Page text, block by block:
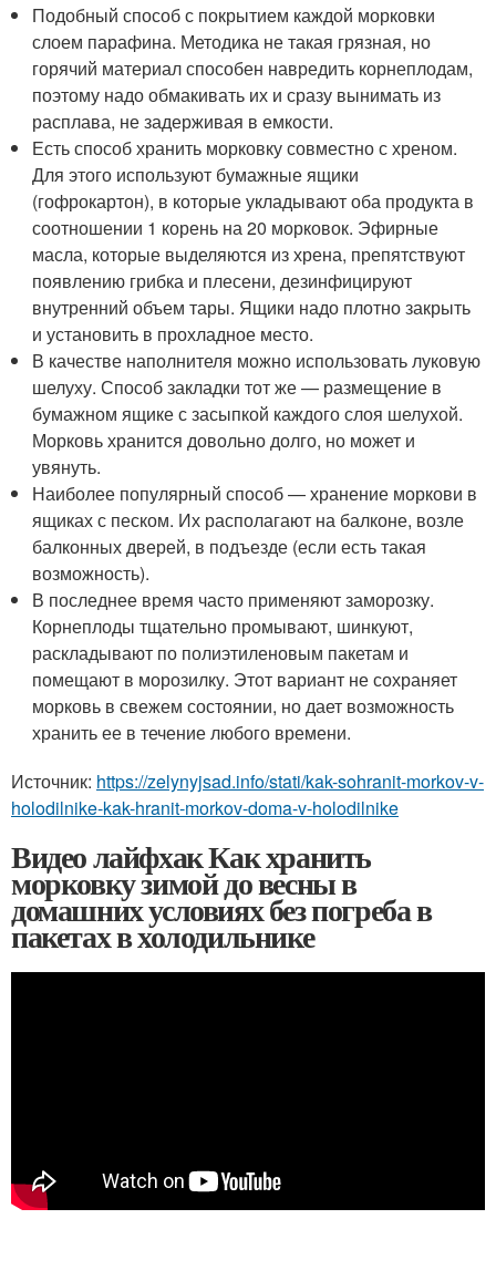
Подобный способ с покрытием каждой морковки
слоем парафина. Методика не такая грязная, но
горячий материал способен навредить корнеплодам,
поэтому надо обмакивать их и сразу вынимать из
расплава, не задерживая в емкости.
Есть способ хранить морковку совместно с хреном.
Для этого используют бумажные ящики
(гофрокартон), в которые укладывают оба продукта в
соотношении 1 корень на 20 морковок. Эфирные
масла, которые выделяются из хрена, препятствуют
появлению грибка и плесени, дезинфицируют
внутренний объем тары. Ящики надо плотно закрыть
и установить в прохладное место.
В качестве наполнителя можно использовать луковую
шелуху. Способ закладки тот же — размещение в
бумажном ящике с засыпкой каждого слоя шелухой.
Морковь хранится довольно долго, но может и
увянуть.
Наиболее популярный способ — хранение моркови в
ящиках с песком. Их располагают на балконе, возле
балконных дверей, в подъезде (если есть такая
возможность).
В последнее время часто применяют заморозку.
Корнеплоды тщательно промывают, шинкуют,
раскладывают по полиэтиленовым пакетам и
помещают в морозилку. Этот вариант не сохраняет
морковь в свежем состоянии, но дает возможность
хранить ее в течение любого времени.
Источник: https://zelynyjsad.info/stati/kak-sohranit-morkov-v-
holodilnike-kak-hranit-morkov-doma-v-holodilnike
Видео лайфхак Как хранить
морковку зимой до весны в
домашних условиях без погреба в
пакетах в холодильнике